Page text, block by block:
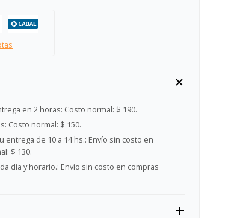
en 2 horas: Costo normal: $ 190.
Costo normal: $ 150.
entrega de 10 a 14 hs.: Envío sin costo en
$ 130.
día y horario.: Envío sin costo en compras